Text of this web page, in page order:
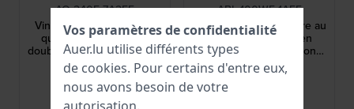
AQ-240E-7A2EF
Vintage 36 mm Montre à
quartz rétro ana-digi à
double heure avec bracelet
en acier inoxydable
59,90 €
● En stock
ABL-100WE-1AEF
Vintage 37.9 mm Montre au
look vintage avec lien
Bluetooth pour téléphone
intelligent
79,90 €
Vos paramètres de confidentialité
Auer.lu utilise différents types
de cookies. Pour certains d'entre eux,
nous avons besoin de votre
autorisation.